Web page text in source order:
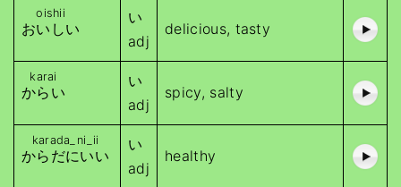
おいしい
oishii
い
adj
delicious, tasty
からい
karai
い
adj
spicy, salty
からだにいい
karada_ni_ii
い
adj
healthy